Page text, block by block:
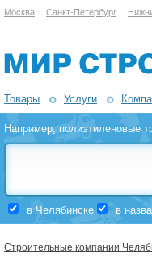
Москва Санкт-Петербург
Товары Услуги
Например,полиэтиленовые
в Челябинске в
Строительные компании